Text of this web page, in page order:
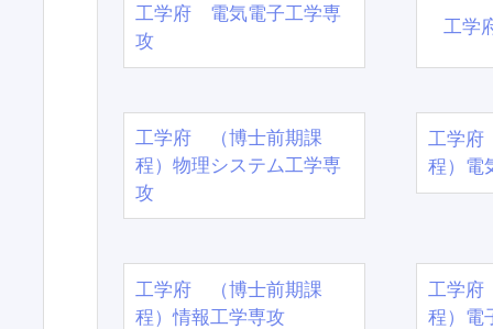
工学府 電気電子工学専
攻
工学
工学府 （博士前期課
程）物理システム工学専
攻
工学
程）電
工学府 （博士前期課
程）情報工学専攻
工学
程）電